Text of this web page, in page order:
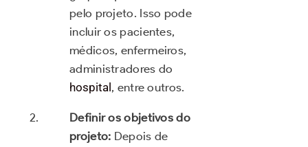
pelo projeto. Isso pode
incluir os pacientes,
médicos, enfermeiros,
administradores do
hospital , entre outros.
Definir os objetivos do
projeto: Depois de